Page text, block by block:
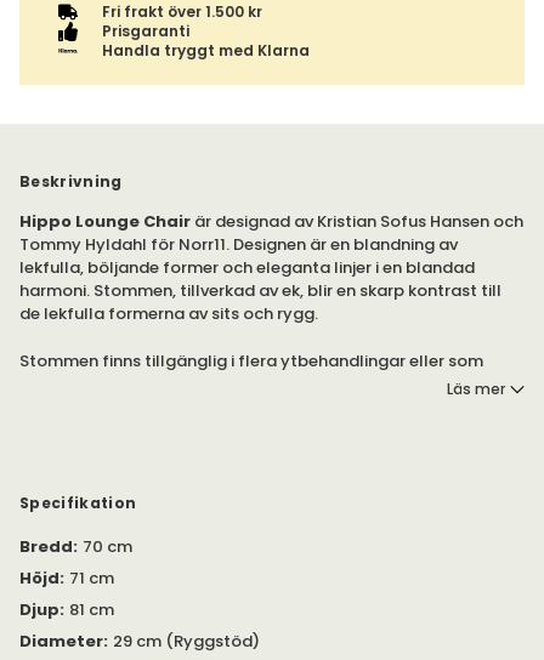
Fri frakt över 1.500 kr
Prisgaranti
Handla tryggt med Klarna
Beskrivning
Hippo Lounge Chair är designad av Kristian Sofus Hansen och
Tommy Hyldahl för Norr11. Designen är en blandning av
lekfulla, böljande former och eleganta linjer i en blandad
harmoni. Stommen, tillverkad av ek, blir en skarp kontrast till
de lekfulla formerna av sits och rygg.
Stommen finns tillgänglig i flera ytbehandlingar eller som
Hippo finns även som
Läs mer
Specifikation
Bredd: 70 cm
Höjd: 71 cm
Djup: 81 cm
Diameter: 29 cm (Ryggstöd)